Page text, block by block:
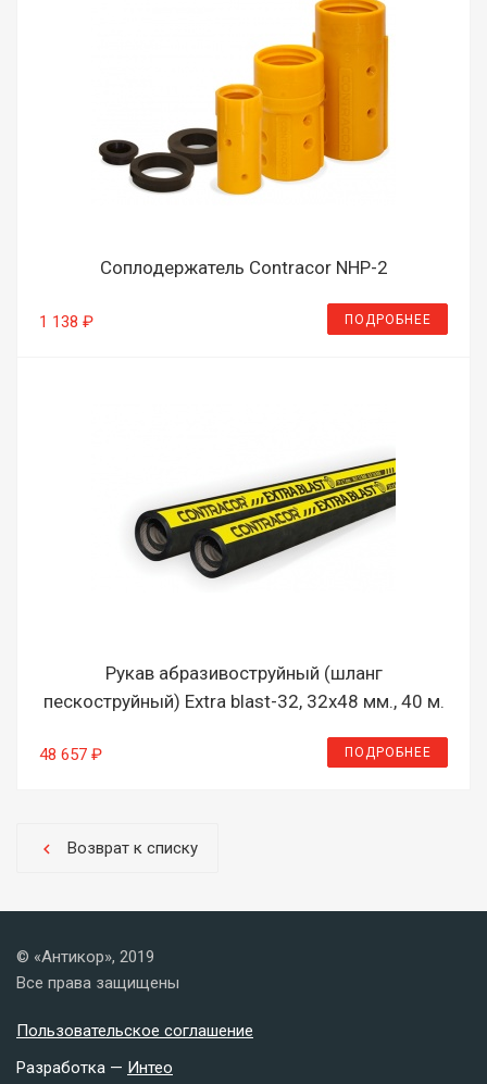
Соплодержатель Contracor NHP-2
1 138 ₽ ПОДРОБНЕЕ
Рукав абразивоструйный (шланг
пескоструйный) Extra blast-32, 32х48 мм., 40 м.
48 657 ₽ ПОДРОБНЕЕ
chevron_left Возврат к списку
© «Антикор», 2019
Все права защищены
Пользовательское соглашение
Разработка — Интео